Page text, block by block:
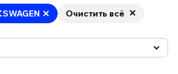
Очистить всё